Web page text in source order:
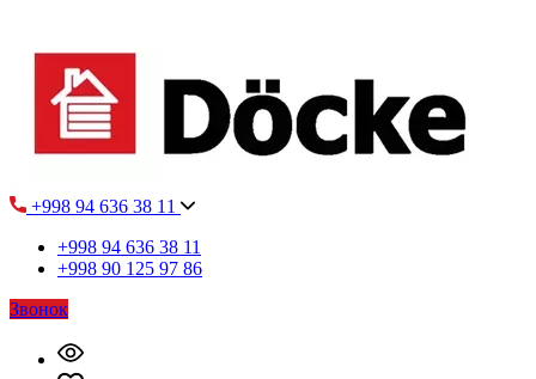
+998 94 636 38 11
+998 94 636 38 11
+998 90 125 97 86
Звонок